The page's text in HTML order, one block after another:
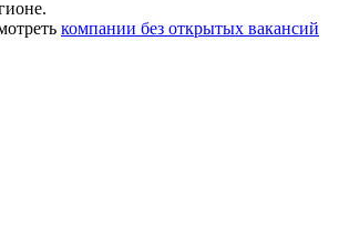
компании без открытых вакансий